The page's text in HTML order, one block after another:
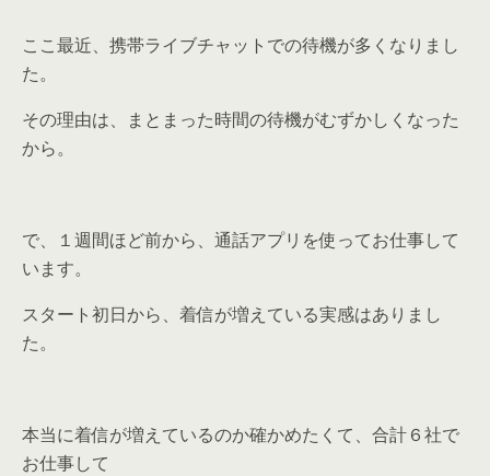
ここ最近、携帯ライブチャットでの待機が多くなりまし
た。
その理由は、まとまった時間の待機がむずかしくなった
から。
で、１週間ほど前から、通話アプリを使ってお仕事して
います。
スタート初日から、着信が増えている実感はありまし
た。
本当に着信が増えているのか確かめたくて、合計６社で
お仕事して